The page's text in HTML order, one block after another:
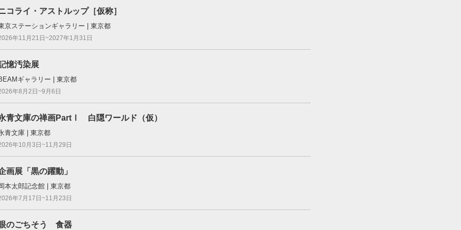
コライ・アストルップ［仮称］
京ステーションギャラリー | 東京都
年11月21日~2027年1月31日
憶汚染展
ギャラリー | 東京都
年8月2日~9月6日
青文庫の禅画PartⅠ 白隠ワールド（仮）
青文庫 | 東京都
年10月3日~11月29日
画展「黒の躍動」
本太郎記念館 | 東京都
年7月17日~11月23日
のごちそう 食器